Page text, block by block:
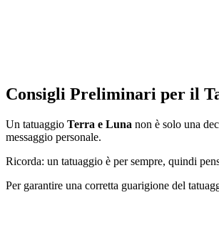
Consigli Preliminari per il
Un tatuaggio Terra e Luna non è solo una
messaggio personale.
Ricorda: un tatuaggio è per sempre, quindi
Per garantire una corretta guarigione del